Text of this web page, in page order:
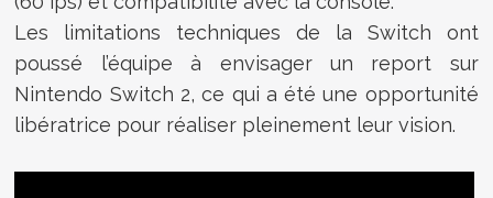
Les limitations techniques de la Switch ont
poussé l’équipe à envisager un report sur
Nintendo Switch 2, ce qui a été une opportunité
libératrice pour réaliser pleinement leur vision.